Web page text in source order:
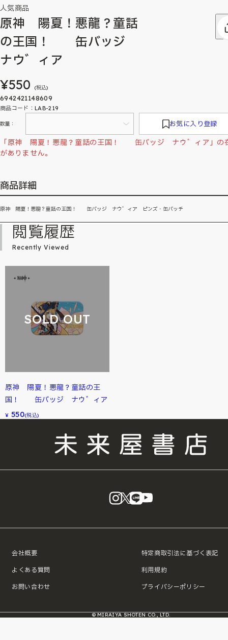
人気商品
原神 陽夏！悪龍？童話
の王国！ 缶バッジ
ナウ゛ィア
¥550 (税込)
6942421148609
商品コード：LAB-219
数量： お気に入り登録
「原神 陽夏！悪龍？童話の王国！ 缶バッジ ナウ゛ィア」の
がありません。
商品詳細
原神 陽夏！悪龍？童話の王国！ 缶バッジ ナウ゛ィア ピンズ・缶バッチ
閲覧履歴
Recently Viewed
SOLD OUT
原神 陽夏！悪龍？童話の王
国！ 缶バッジ ナウ゛ィア
¥ 550(税込)
instagram
X LINE
会社概要
よくある質問
お問い合わせ
特定商取引法に基づく表記
利用規約
プライバシーポリシー
© MIRAIYA SHOTEN CO., LTD.